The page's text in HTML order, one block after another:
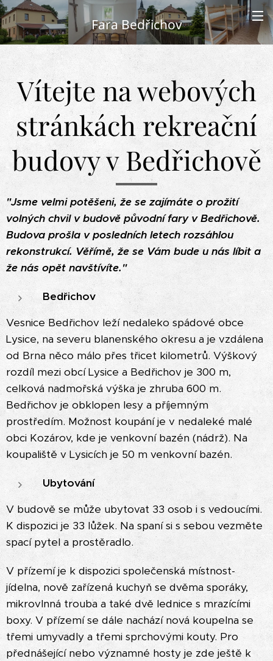
Fara Bedřichov
Vítejte na webových
stránkách rekreační
budovy v Bedřichově
"Jsme velmi potěšeni, že se zajímáte o prožití
volných chvil v budově původní fary v Bedřichově.
Budova prošla v posledních letech rozsáhlou
rekonstrukcí. Věřímě, že se Vám bude u nás líbit a
že nás opět navštívíte."
Bedřichov
Vesnice Bedřichov leží nedaleko spádové obce
Lysice, na severu blanenského okresu a je vzdálena
od Brna něco málo přes třicet kilometrů. Výškový
rozdíl mezi obcí Lysice a Bedřichov je 300 m,
celková nadmořská výška je zhruba 600 m.
Bedřichov je obklopen lesy a příjemným
prostředím. Možnost koupání je v nedaleké malé
obci Kozárov, kde je venkovní bazén (nádrž). Na
koupaliště v Lysicích je 50 m venkovní bazén.
Ubytování
V budově se může ubytovat 33 osob i s vedoucími.
K dispozici je 33 lůžek. Na spaní si s sebou vezměte
spací pytel a prostěradlo.
V přízemí je k dispozici společenská místnost-
jídelna, nově zařízená kuchyň se dvěma sporáky,
mikrovlnná trouba a také dvě lednice s mrazícími
boxy. V přízemí se dále nachází nová koupelna se
třemi umyvadly a třemi sprchovými kouty. Pro
přednášející nebo významné hosty je zde ještě k